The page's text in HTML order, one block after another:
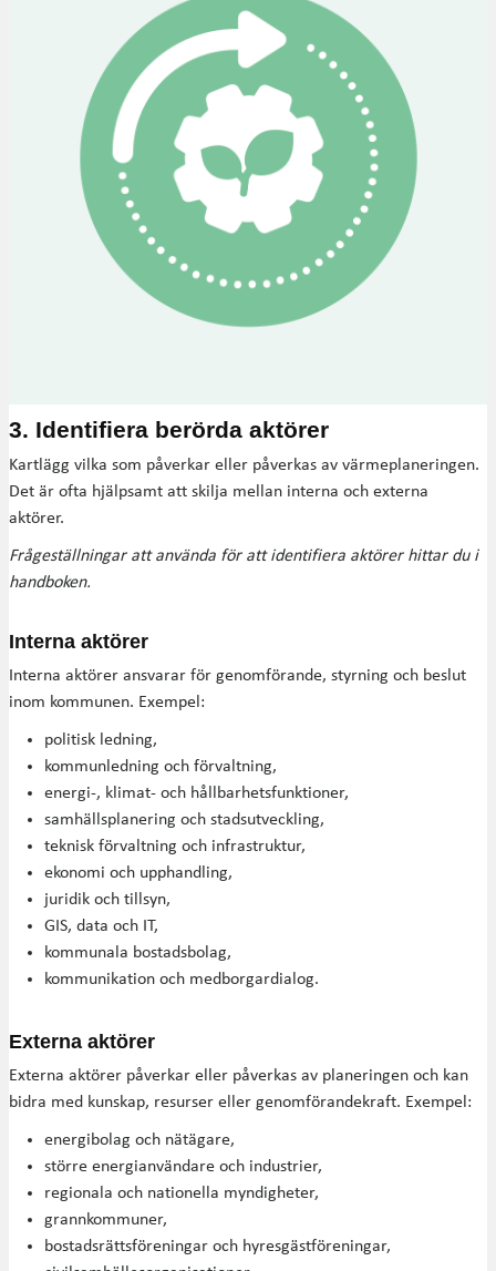
3. Identifiera berörda aktörer
Kartlägg vilka som påverkar eller påverkas av värmeplaneringen.
Det är ofta hjälpsamt att skilja mellan interna och externa
aktörer.
Frågeställningar att använda för att identifiera aktörer hittar du i
handboken.
Interna aktörer
Interna aktörer ansvarar för genomförande, styrning och beslut
inom kommunen. Exempel:
politisk ledning,
kommunledning och förvaltning,
energi-, klimat- och hållbarhetsfunktioner,
samhällsplanering och stadsutveckling,
teknisk förvaltning och infrastruktur,
ekonomi och upphandling,
juridik och tillsyn,
GIS, data och IT,
kommunala bostadsbolag,
kommunikation och medborgardialog.
Externa aktörer
Externa aktörer påverkar eller påverkas av planeringen och kan
bidra med kunskap, resurser eller genomförandekraft. Exempel:
energibolag och nätägare,
större energianvändare och industrier,
regionala och nationella myndigheter,
grannkommuner,
bostadsrättsföreningar och hyresgästföreningar,